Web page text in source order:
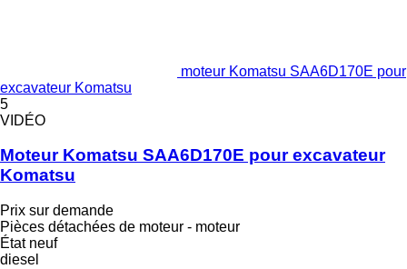
moteur Komatsu SAA6D170E pour
excavateur Komatsu
5
VIDÉO
Moteur Komatsu SAA6D170E pour excavateur
Komatsu
Prix sur demande
Pièces détachées de moteur - moteur
Étatneuf
diesel